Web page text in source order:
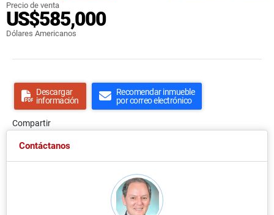
Precio de venta
US$585,000
Dólares Americanos
Descargar
información
Recomendar inmueble
por correo electrónico
Compartir
Contáctanos